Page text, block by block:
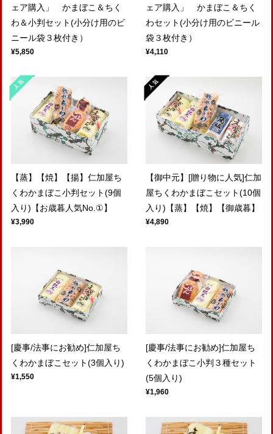
ェア購入」 かまぼこ＆ちく
わ＆小判セット(小分け用のビ
ニール袋３枚付き）
¥5,850
ェア購入」 かまぼこ＆ちく
わセット(小分け用のビニール
袋３枚付き）
¥4,110
【蒸】【焼】【揚】仁加屋ち
くわかまぼこ小判セット(9個
入り)【お歳暮人気No.①】
¥3,990
【御中元】[贈り物に人気]仁加
屋ちくわかまぼこセット(10個
入り)【蒸】【焼】【御歳暮】
¥4,890
[慶事/法事にお勧め]仁加屋ち
くわかまぼこセット(3個入り)
¥1,550
[慶事/法事にお勧め]仁加屋ち
くわかまぼこ小判３種セット
(5個入り)
¥1,960